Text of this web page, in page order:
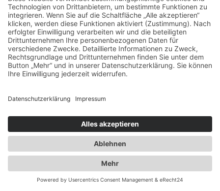
Technische Gase
2014
Umzug innerhalb Heusenstamms in
unsere neuen Räumlichkeiten an der
Martinseestraße 1
2015
Duwensee feiert Geburtstag
2016
Ausbau des Speditionshofes um 4000 qm
2017
Erweiterung der Lagerfläche auf knapp
2018
Implementierung eines